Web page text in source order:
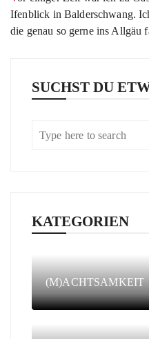
Ifenblick in Balderschwang.
die genau so gerne ins Allgäu
SUCHST DU
KATEGORIEN
(M)ACHTSAMKEIT